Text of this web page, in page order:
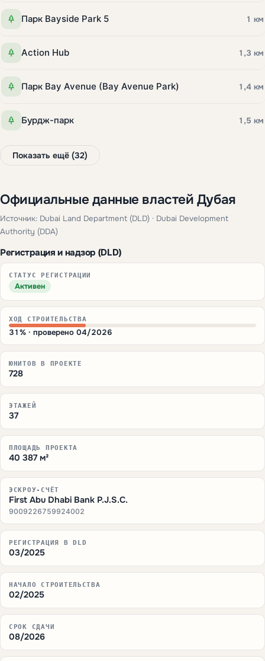
Парк Bayside Park 5 1 км
Action Hub 1,3 км
Парк Bay Avenue (Bay Avenue Park) 1,4 км
Бурдж-парк 1,5 км
Показать ещё (32)
Официальные данные властей Дубая
Источник: Dubai Land Department (DLD) · Dubai Development
Authority (DDA)
Регистрация и надзор (DLD)
СТАТУС РЕГИСТРАЦИИ
Активен
ХОД СТРОИТЕЛЬСТВА
31% · проверено 04/2026
ЮНИТОВ В ПРОЕКТЕ
728
ЭТАЖЕЙ
37
ПЛОЩАДЬ ПРОЕКТА
40 387 м²
ЭСКРОУ-СЧЁТ
First Abu Dhabi Bank P.J.S.C.
9009226759924002
РЕГИСТРАЦИЯ В DLD
03/2025
НАЧАЛО СТРОИТЕЛЬСТВА
02/2025
СРОК СДАЧИ
08/2026